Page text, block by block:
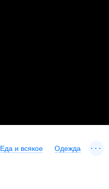
Еда и всякое Одежда ...